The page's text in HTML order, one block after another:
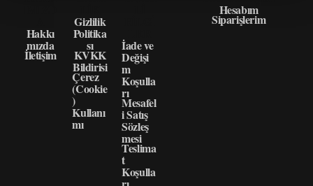
Hakkı
mızda
İletişim
Gizlilik
Politika
sı
KVKK
Bildirisi
Çerez
(Cookie
)
Kullanı
mı
İade ve
Değişi
m
Koşulla
rı
Mesafel
i Satış
Sözleş
mesi
Teslima
t
Koşulla
Hesabım
Siparişlerim